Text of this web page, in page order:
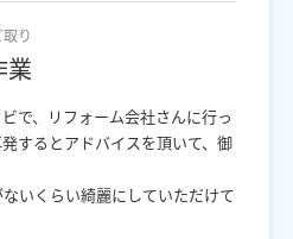
り
業
で、リフォーム会社さんに行っ
するとアドバイスを頂いて、御
いくらい綺麗にしていただけて